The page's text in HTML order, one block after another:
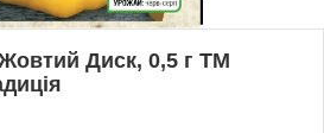
Диск, 0,5 г ТМ